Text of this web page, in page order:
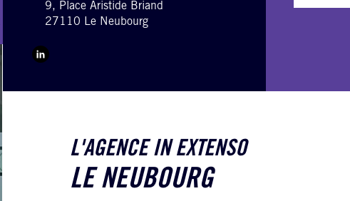
9, Place Aristide Briand
27110 Le Neubourg
L'AGENCE IN EXTENSO
LE NEUBOURG